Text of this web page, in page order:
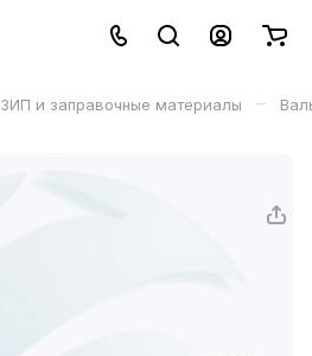
ЗИП и заправочные материалы –